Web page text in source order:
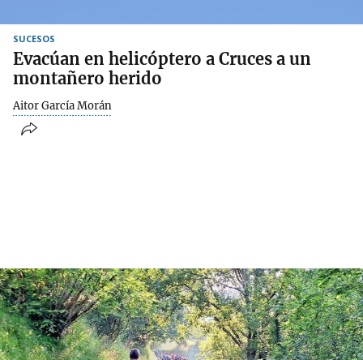
SUCESOS
Evacúan en helicóptero a Cruces a un
montañero herido
Aitor García Morán